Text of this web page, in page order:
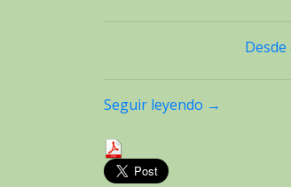
Seguir leyendo →